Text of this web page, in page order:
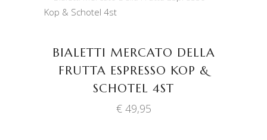
TOEVOEGEN AAN
WINKELWAGEN
BIALETTI MERCATO DELLA
FRUTTA ESPRESSO KOP &
SCHOTEL 4ST
€49,95